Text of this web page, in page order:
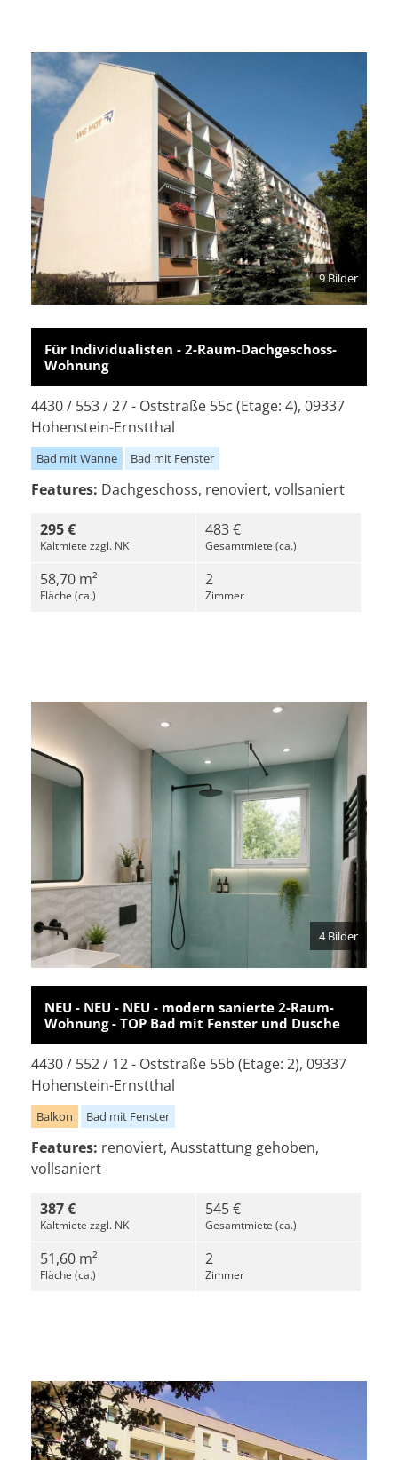
9 Bilder
Für Individualisten - 2-Raum-Dachgeschoss-
Wohnung
4430 / 553 / 27 - Oststraße 55c (Etage: 4), 09337
Hohenstein-Ernstthal
Bad mit Wanne Bad mit Fenster
Features: Dachgeschoss, renoviert, vollsaniert
295 €
Kaltmiete zzgl. NK
483 €
Gesamtmiete (ca.)
58,70 m²
Fläche (ca.)
2
Zimmer
4 Bilder
NEU - NEU - NEU - modern sanierte 2-Raum-
Wohnung - TOP Bad mit Fenster und Dusche
4430 / 552 / 12 - Oststraße 55b (Etage: 2), 09337
Hohenstein-Ernstthal
Balkon Bad mit Fenster
Features: renoviert, Ausstattung gehoben,
vollsaniert
387 €
Kaltmiete zzgl. NK
545 €
Gesamtmiete (ca.)
51,60 m²
Fläche (ca.)
2
Zimmer